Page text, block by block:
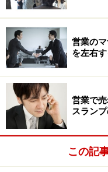
第8回
第9回
■この記事を知人に紹
この記事の内容がお
の方にメールでおすす
→いますぐおす
メルマガを購読
新着記事のご案内や
営業の
を左右す
営業で
スラン
この記